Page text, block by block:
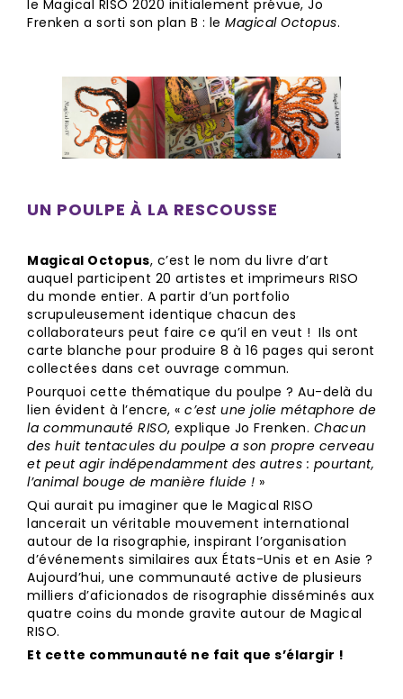
le Magical RISO 2020 initialement prévue, Jo
Frenken a sorti son plan B : le Magical Octopus.
UN POULPE À LA RESCOUSSE
Magical Octopus, c’est le nom du livre d’art
auquel participent 20 artistes et imprimeurs RISO
du monde entier. A partir d’un portfolio
scrupuleusement identique chacun des
collaborateurs peut faire ce qu’il en veut ! Ils ont
carte blanche pour produire 8 à 16 pages qui seront
collectées dans cet ouvrage commun.
Pourquoi cette thématique du poulpe ? Au-delà du
lien évident à l’encre, « c’est une jolie métaphore de
la communauté RISO, explique Jo Frenken. Chacun
des huit tentacules du poulpe a son propre cerveau
et peut agir indépendamment des autres : pourtant,
l’animal bouge de manière fluide ! »
Qui aurait pu imaginer que le Magical RISO
lancerait un véritable mouvement international
autour de la risographie, inspirant l’organisation
d’événements similaires aux États-Unis et en Asie ?
Aujourd’hui, une communauté active de plusieurs
milliers d’aficionados de risographie disséminés aux
quatre coins du monde gravite autour de Magical
RISO.
Et cette communauté ne fait que s’élargir !